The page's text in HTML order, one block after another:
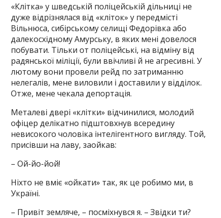
«Клітка» у шведській поліцейській дільниці не
дуже відрізнялася від «кліток» у передмісті
Вільнюса, сибірському селищі Федорівка або
далекосхідному Амурську, в яких мені довелося
побувати. Тільки от поліцейські, на відміну від
радянської міліції, були ввічливі й не агресивні. У
лютому вони провели рейд по затриманню
нелегалів, мене виловили і доставили у відділок.
Отже, мене чекала депортація.
Металеві двері «клітки» відчинилися, молодий
офіцер делікатно підштовхнув всередину
невисокого чоловіка інтелігентного вигляду. Той,
присівши на лаву, заойкав:
– Ой-йо-йой!
Ніхто не вміє «ойкати» так, як це робимо ми, в
Україні.
– Привіт земляче, – посміхнувся я. – Звідки ти?